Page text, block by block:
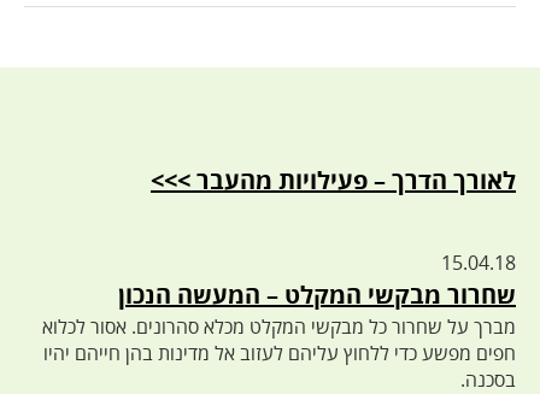
לאורך הדרך – פעילויות מהעבר >>>
15.04.18
שחרור מבקשי המקלט – המעשה הנכון
מברך על שחרור כל מבקשי המקלט מכלא סהרונים. אסור לכלוא
חפים מפשע כדי ללחוץ עליהם לעזוב אל מדינות בהן חייהם יהיו
בסכנה.